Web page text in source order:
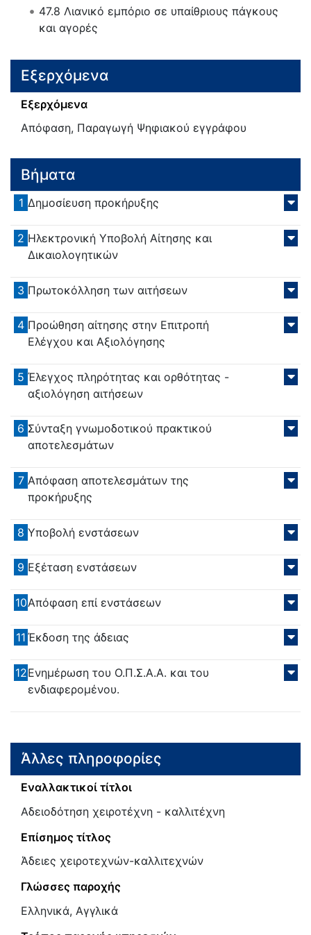
47.8 Λιανικό εμπόριο σε υπαίθριους πάγκους
και αγορές
Εξερχόμενα
Εξερχόμενα
Απόφαση, Παραγωγή Ψηφιακού εγγράφου
Βήματα
1 Δημοσίευση προκήρυξης
2 Ηλεκτρονική Υποβολή Αίτησης και
Δικαιολογητικών
3 Πρωτοκόλληση των αιτήσεων
4 Προώθηση αίτησης στην Επιτροπή
Ελέγχου και Αξιολόγησης
5 Έλεγχος πληρότητας και ορθότητας -
αξιολόγηση αιτήσεων
6 Σύνταξη γνωμοδοτικού πρακτικού
αποτελεσμάτων
7 Απόφαση αποτελεσμάτων της
προκήρυξης
8 Υποβολή ενστάσεων
9 Εξέταση ενστάσεων
10Απόφαση επί ενστάσεων
11 Έκδοση της άδειας
12Ενημέρωση του Ο.Π.Σ.Α.Α. και του
ενδιαφερομένου.
Άλλες πληροφορίες
Εναλλακτικοί τίτλοι
Αδειοδότηση χειροτέχνη - καλλιτέχνη
Επίσημος τίτλος
Άδειες χειροτεχνών-καλλιτεχνών
Γλώσσες παροχής
Ελληνικά, Αγγλικά